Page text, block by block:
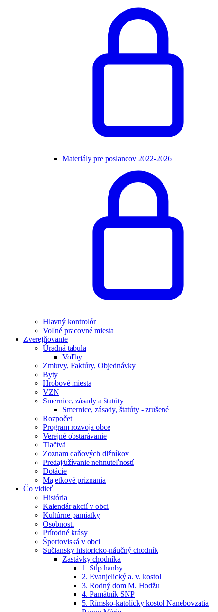
Materiály pre poslancov 2022-2026
Hlavný kontrolór
Voľné pracovné miesta
Zverejňovanie
Úradná tabula
Voľby
Zmluvy, Faktúry, Objednávky
Byty
Hrobové miesta
VZN
Smernice, zásady a štatúty
Smernice, zásady, štatúty - zrušené
Rozpočet
Program rozvoja obce
Verejné obstarávanie
Tlačivá
Zoznam daňových dlžníkov
Predaj⁄užívanie nehnuteľností
Dotácie
Majetkové priznania
Čo vidieť
História
Kalendár akcií v obci
Kultúrne pamiatky
Osobnosti
Prírodné krásy
Športoviská v obci
Sučiansky historicko-náučný chodník
Zastávky chodníka
1. Stĺp hanby
2. Evanjelický a. v. kostol
3. Rodný dom M. Hodžu
4. Pamätník SNP
5. Rímsko-katolícky kostol Nanebovzatia